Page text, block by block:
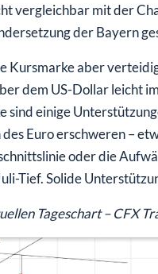
vergleichbar mit der
der Bayern
Kursmarke aber
dem US-Dollar leicht
sind einige
Euro erschweren –
oder die
Tief. Solide
Tageschart – CFX